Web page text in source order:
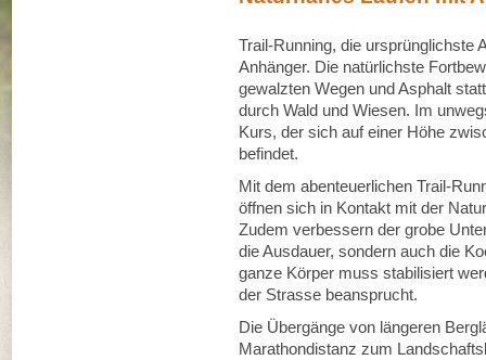
Trail-Running, die ursprünglichste
Anhänger. Die natürlichste
gewalzten Wegen und Asphalt
durch Wald und Wiesen. Im
Kurs, der sich auf einer Höhe
befindet.
Mit dem abenteuerlichen Trail-
öffnen sich in Kontakt mit der
Zudem verbessern der grobe
die Ausdauer, sondern auch die
ganze Körper muss stabilisiert
der Strasse beansprucht.
Die Übergänge von längeren
Marathondistanz zum